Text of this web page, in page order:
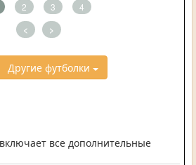
2 3 4
< >
Другие футболки
все дополнительные